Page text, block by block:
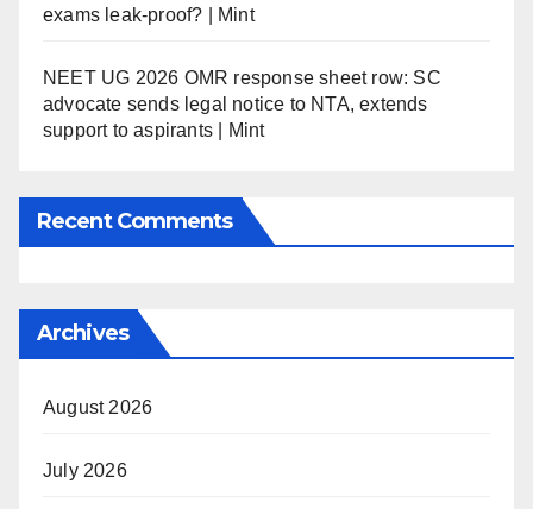
exams leak-proof? | Mint
NEET UG 2026 OMR response sheet row: SC
advocate sends legal notice to NTA, extends
support to aspirants | Mint
Recent Comments
Archives
August 2026
July 2026